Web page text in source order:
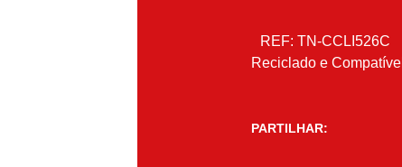
REF: TN-CCLI526C
Reciclado e Compatível
PARTILHAR: